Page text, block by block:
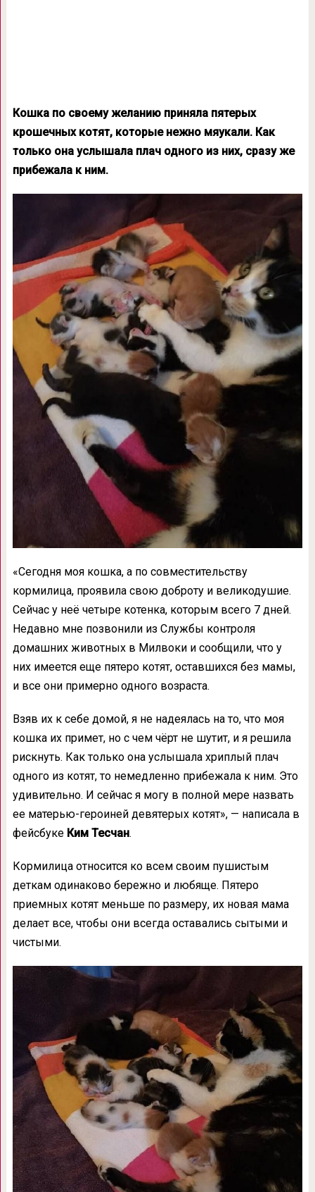
Кошка по своему желанию приняла пятерых
крошечных котят, которые нежно мяукали. Как
только она услышала плач одного из них, сразу же
прибежала к ним.
«Сегодня моя кошка, а по совместительству
кормилица, проявила свою доброту и великодушие.
Сейчас у неё четыре котенка, которым всего 7 дней.
Недавно мне позвонили из Службы контроля
домашних животных в Милвоки и сообщили, что у
них имеется еще пятеро котят, оставшихся без мамы,
и все они примерно одного возраста.
Взяв их к себе домой, я не надеялась на то, что моя
кошка их примет, но с чем чёрт не шутит, и я решила
рискнуть. Как только она услышала хриплый плач
одного из котят, то немедленно прибежала к ним. Это
удивительно. И сейчас я могу в полной мере назвать
ее матерью-героиней девятерых котят», — написала в
фейсбуке Ким Тесчан.
Кормилица относится ко всем своим пушистым
деткам одинаково бережно и любяще. Пятеро
приемных котят меньше по размеру, их новая мама
делает все, чтобы они всегда оставались сытыми и
чистыми.